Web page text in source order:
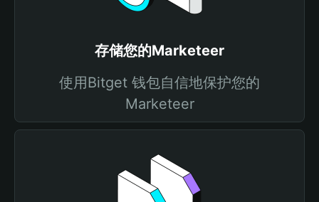
存储您的Marketeer
使用Bitget 钱包自信地保护您的
Marketeer